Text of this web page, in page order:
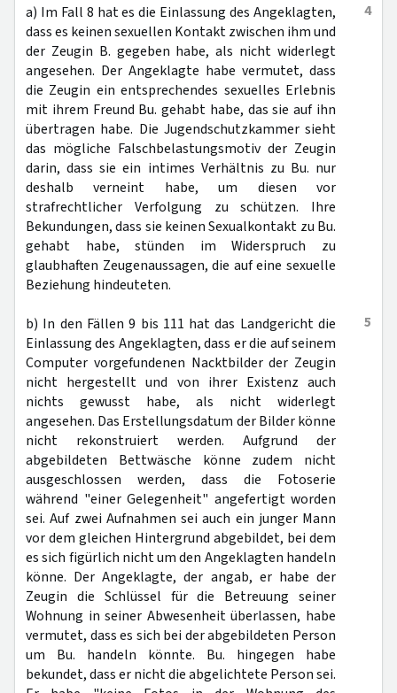
4
a) Im Fall 8 hat es die Einlassung des Angeklagten,
dass es keinen sexuellen Kontakt zwischen ihm und
der Zeugin B. gegeben habe, als nicht widerlegt
angesehen. Der Angeklagte habe vermutet, dass
die Zeugin ein entsprechendes sexuelles Erlebnis
mit ihrem Freund Bu. gehabt habe, das sie auf ihn
übertragen habe. Die Jugendschutzkammer sieht
das mögliche Falschbelastungsmotiv der Zeugin
darin, dass sie ein intimes Verhältnis zu Bu. nur
deshalb verneint habe, um diesen vor
strafrechtlicher Verfolgung zu schützen. Ihre
Bekundungen, dass sie keinen Sexualkontakt zu Bu.
gehabt habe, stünden im Widerspruch zu
glaubhaften Zeugenaussagen, die auf eine sexuelle
Beziehung hindeuteten.
5
b) In den Fällen 9 bis 111 hat das Landgericht die
Einlassung des Angeklagten, dass er die auf seinem
Computer vorgefundenen Nacktbilder der Zeugin
nicht hergestellt und von ihrer Existenz auch
nichts gewusst habe, als nicht widerlegt
angesehen. Das Erstellungsdatum der Bilder könne
nicht rekonstruiert werden. Aufgrund der
abgebildeten Bettwäsche könne zudem nicht
ausgeschlossen werden, dass die Fotoserie
während "einer Gelegenheit" angefertigt worden
sei. Auf zwei Aufnahmen sei auch ein junger Mann
vor dem gleichen Hintergrund abgebildet, bei dem
es sich figürlich nicht um den Angeklagten handeln
könne. Der Angeklagte, der angab, er habe der
Zeugin die Schlüssel für die Betreuung seiner
Wohnung in seiner Abwesenheit überlassen, habe
vermutet, dass es sich bei der abgebildeten Person
um Bu. handeln könnte. Bu. hingegen habe
bekundet, dass er nicht die abgelichtete Person sei.